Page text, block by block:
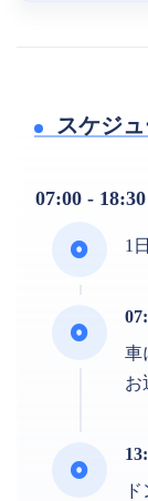
スケジ
07:00 - 18:30
1
車
お